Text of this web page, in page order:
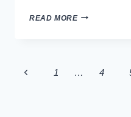
READ MOREMIDE
INTERNET
Page
Previous1 … 4